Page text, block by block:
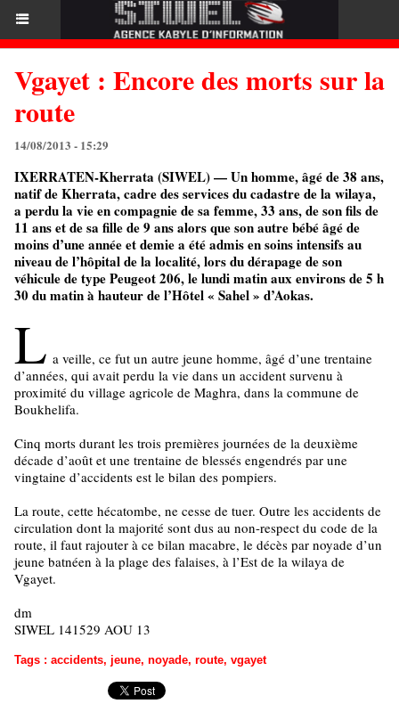
Vgayet : Encore des morts sur la
route
14/08/2013 - 15:29
IXERRATEN-Kherrata (SIWEL) — Un homme, âgé de 38 ans,
natif de Kherrata, cadre des services du cadastre de la wilaya,
a perdu la vie en compagnie de sa femme, 33 ans, de son fils de
11 ans et de sa fille de 9 ans alors que son autre bébé âgé de
moins d’une année et demie a été admis en soins intensifs au
niveau de l’hôpital de la localité, lors du dérapage de son
véhicule de type Peugeot 206, le lundi matin aux environs de 5 h
30 du matin à hauteur de l’Hôtel « Sahel » d’Aokas.
L a veille, ce fut un autre jeune homme, âgé d’une trentaine
d’années, qui avait perdu la vie dans un accident survenu à
proximité du village agricole de Maghra, dans la commune de
Boukhelifa.
Cinq morts durant les trois premières journées de la deuxième
décade d’août et une trentaine de blessés engendrés par une
vingtaine d’accidents est le bilan des pompiers.
La route, cette hécatombe, ne cesse de tuer. Outre les accidents de
circulation dont la majorité sont dus au non-respect du code de la
route, il faut rajouter à ce bilan macabre, le décès par noyade d’un
jeune batnéen à la plage des falaises, à l’Est de la wilaya de
Vgayet.
dm
SIWEL 141529 AOU 13
Tags : accidents, jeune, noyade, route, vgayet